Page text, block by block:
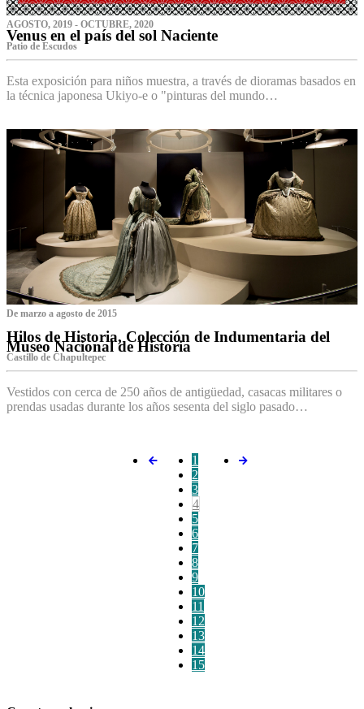
AGOSTO, 2019 - OCTUBRE, 2020
Venus en el país del sol Naciente
P‌atio de Escudos
Esta exposición para niños muestra, a través de dioramas basados en
la técnica japonesa Ukiyo-e o "pinturas del mundo…
De marzo a agosto de 2015
Hilos de Historia, Colección de Indumentaria del
Museo Nacional de Historia
Castillo de Chapultepec
Vestidos con cerca de 250 años de antigüedad, casacas militares o
prendas usadas durante los años sesenta del siglo pasado…
1
2
3
4
5
6
7
8
9
10
11
12
13
14
15